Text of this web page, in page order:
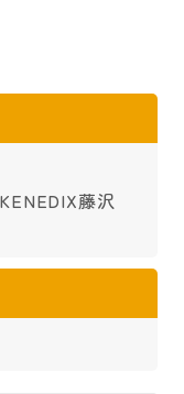
藤沢